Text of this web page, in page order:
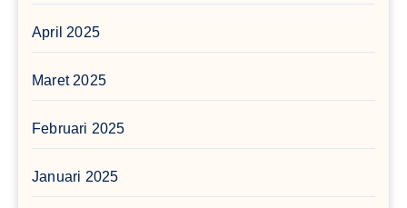
April 2025
Maret 2025
Februari 2025
Januari 2025